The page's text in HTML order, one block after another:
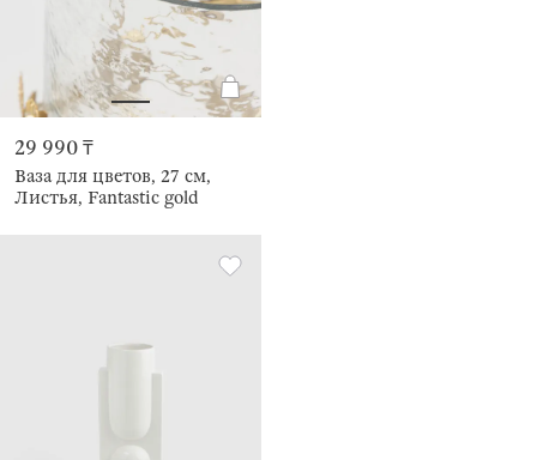
29 990 ₸
Ваза для цветов, 27 см,
Листья, Fantastic gold